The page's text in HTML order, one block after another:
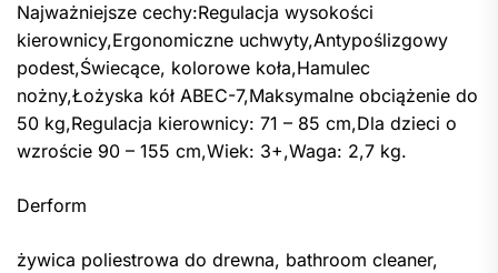
Najważniejsze cechy:Regulacja wysokości
kierownicy,Ergonomiczne uchwyty,Antypoślizgowy
podest,Świecące, kolorowe koła,Hamulec
nożny,Łożyska kół ABEC-7,Maksymalne obciążenie do
50 kg,Regulacja kierownicy: 71 – 85 cm,Dla dzieci o
wzroście 90 – 155 cm,Wiek: 3+,Waga: 2,7 kg.
Derform
żywica poliestrowa do drewna, bathroom cleaner,